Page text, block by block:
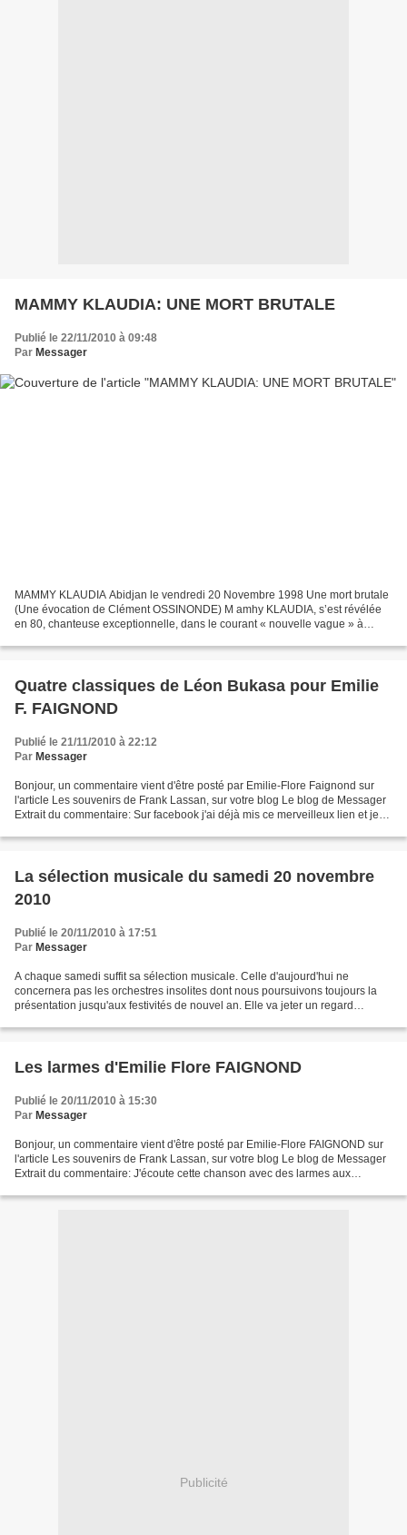
MAMMY KLAUDIA: UNE MORT BRUTALE
Publié le 22/11/2010 à 09:48
Par Messager
MAMMY KLAUDIA Abidjan le vendredi 20 Novembre 1998 Une mort brutale
(Une évocation de Clément OSSINONDE) M amhy KLAUDIA, s’est révélée
en 80, chanteuse exceptionnelle, dans le courant « nouvelle vague » à
Quatre classiques de Léon Bukasa pour Emilie
F. FAIGNOND
Publié le 21/11/2010 à 22:12
Par Messager
Bonjour, un commentaire vient d'être posté par Emilie-Flore Faignond sur
l'article Les souvenirs de Frank Lassan, sur votre blog Le blog de Messager
Extrait du commentaire: Sur facebook j'ai déjà mis ce merveilleux lien et je
La sélection musicale du samedi 20 novembre
2010
Publié le 20/11/2010 à 17:51
Par Messager
A chaque samedi suffit sa sélection musicale. Celle d'aujourd'hui ne
concernera pas les orchestres insolites dont nous poursuivons toujours la
présentation jusqu'aux festivités de nouvel an. Elle va jeter un regard
Les larmes d'Emilie Flore FAIGNOND
Publié le 20/11/2010 à 15:30
Par Messager
Bonjour, un commentaire vient d'être posté par Emilie-Flore FAIGNOND sur
l'article Les souvenirs de Frank Lassan, sur votre blog Le blog de Messager
Extrait du commentaire: J'écoute cette chanson avec des larmes aux
Publicité